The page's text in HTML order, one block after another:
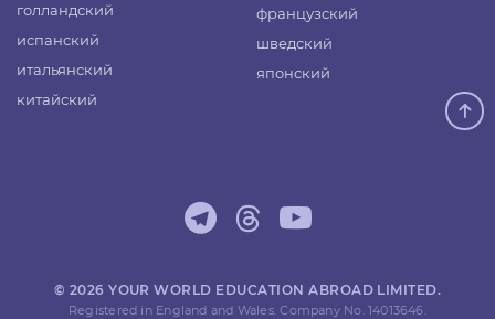
голландский
испанский
итальянский
китайский
французский
шведский
японский
© 2026 YOUR WORLD EDUCATION ABROAD LIMITED.
Registered in England and Wales. Company No. 14013646.